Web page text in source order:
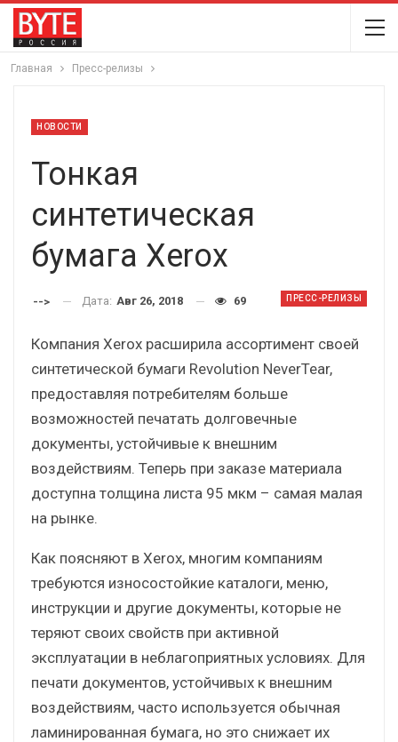
Главная Пресс-релизы
НОВОСТИ
Тонкая
синтетическая
бумага Xerox
ПРЕСС-РЕЛИЗЫ
--> Дата: Авг 26, 2018 69
Компания Xerox расширила ассортимент своей
синтетической бумаги Revolution NeverTear,
предоставляя потребителям больше
возможностей печатать долговечные
документы, устойчивые к внешним
воздействиям. Теперь при заказе материала
доступна толщина листа 95 мкм – самая малая
на рынке.
Как поясняют в Xerox, многим компаниям
требуются износостойкие каталоги, меню,
инструкции и другие документы, которые не
теряют своих свойств при активной
эксплуатации в неблагоприятных условиях. Для
печати документов, устойчивых к внешним
воздействиям, часто используется обычная
ламинированная бумага, но это снижает их